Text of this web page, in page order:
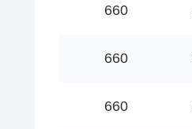
660
660
660